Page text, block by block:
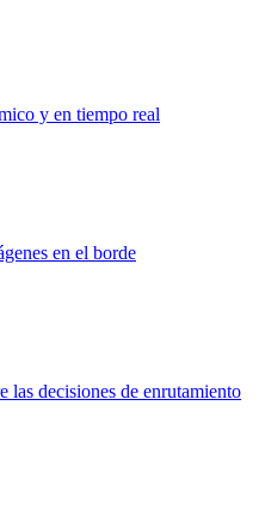
y en tiempo real
en el borde
las decisiones de enrutamiento